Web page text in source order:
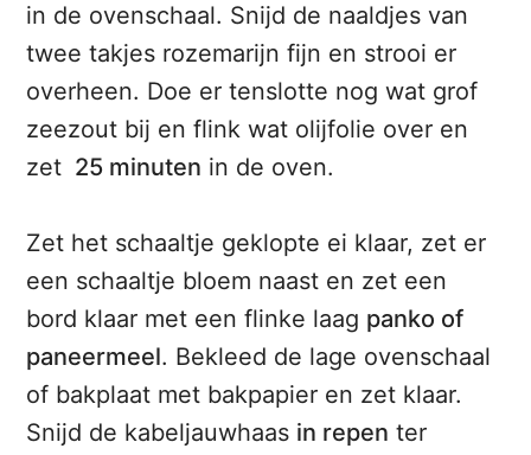
in de ovenschaal. Snijd de naaldjes van
twee takjes rozemarijn fijn en strooi er
overheen. Doe er tenslotte nog wat grof
zeezout bij en flink wat olijfolie over en
zet 25 minuten in de oven.
Zet het schaaltje geklopte ei klaar, zet er
een schaaltje bloem naast en zet een
bord klaar met een flinke laag panko of
paneermeel. Bekleed de lage ovenschaal
of bakplaat met bakpapier en zet klaar.
Snijd de kabeljauwhaas in repen ter